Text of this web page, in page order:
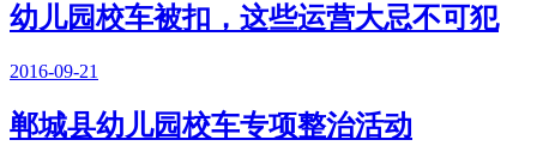
幼儿园校车被扣，这些运营大忌不可犯
2016-09-21
郸城县幼儿园校车专项整治活动